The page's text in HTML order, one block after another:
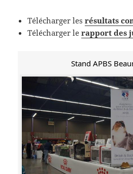
Télécharger lesrésultats
Télécharger lerapport des
Stand APBS